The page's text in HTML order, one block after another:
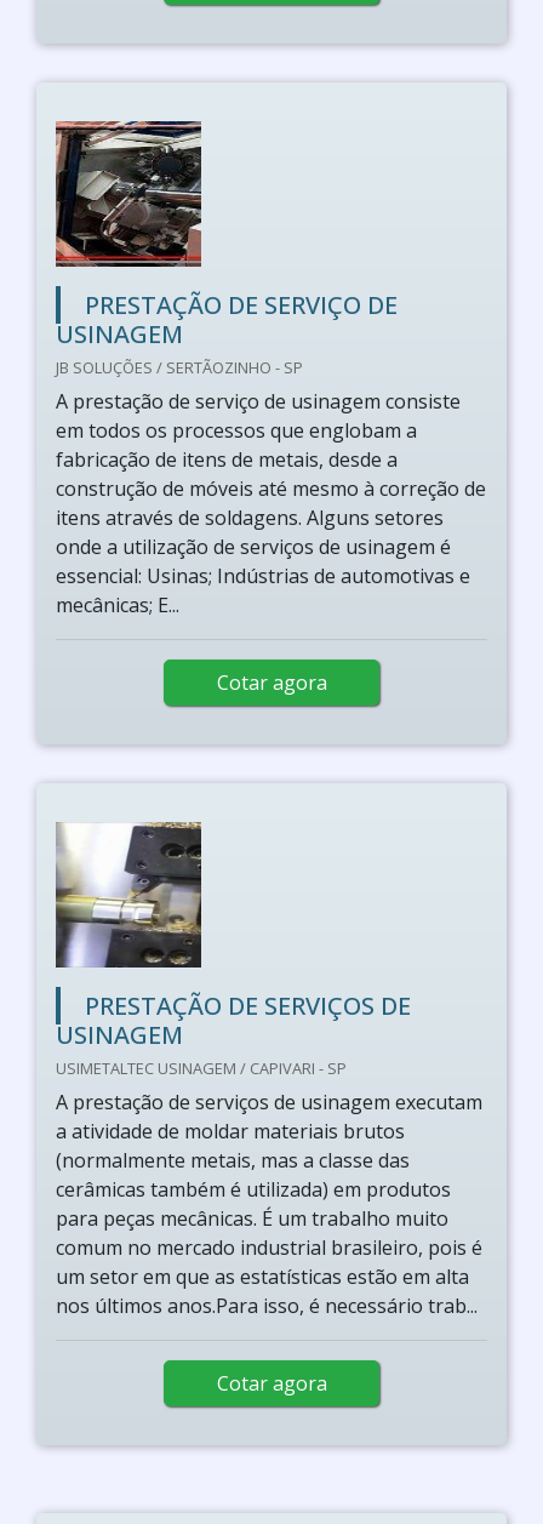
PRESTAÇÃO DE SERVIÇO DE
USINAGEM
JB SOLUÇÕES / SERTÃOZINHO - SP
A prestação de serviço de usinagem consiste
em todos os processos que englobam a
fabricação de itens de metais, desde a
construção de móveis até mesmo à correção de
itens através de soldagens. Alguns setores
onde a utilização de serviços de usinagem é
essencial: Usinas; Indústrias de automotivas e
mecânicas; E...
Cotar agora
PRESTAÇÃO DE SERVIÇOS DE
USINAGEM
USIMETALTEC USINAGEM / CAPIVARI - SP
A prestação de serviços de usinagem executam
a atividade de moldar materiais brutos
(normalmente metais, mas a classe das
cerâmicas também é utilizada) em produtos
para peças mecânicas. É um trabalho muito
comum no mercado industrial brasileiro, pois é
um setor em que as estatísticas estão em alta
nos últimos anos.Para isso, é necessário trab...
Cotar agora